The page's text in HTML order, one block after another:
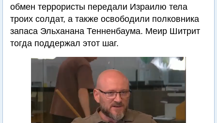
обмен террористы передали Израилю тела
троих солдат, а также освободили полковника
запаса Эльханана Тенненбаума. Меир Шитрит
тогда поддержал этот шаг.